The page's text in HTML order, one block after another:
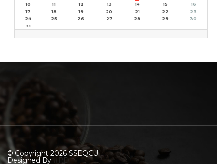
10
11 12 13 14 15
16
17
18 19 20 21 22
23
24
25 26 27 28 29
30
31
© Copyright 2026 SSEQCU.
Designed By #RD